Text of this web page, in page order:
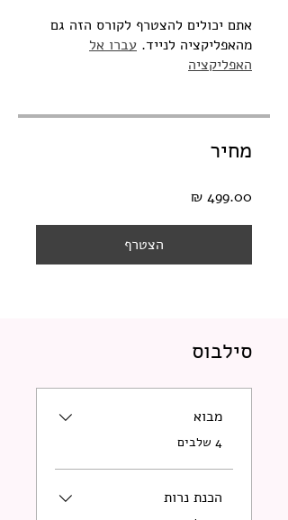
אתם יכולים להצטרף לקורס הזה גם
מהאפליקציה לנייד. עברו אל
האפליקציה
מחיר
הצטרף
סילבוס
מבוא
.
4 שלבים
הכנת נרות